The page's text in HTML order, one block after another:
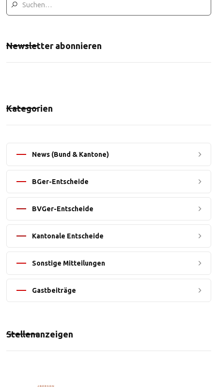
Newsletter abonnieren
Kategorien
News (Bund & Kantone)
BGer-Entscheide
BVGer-Entscheide
Kantonale Entscheide
Sonstige Mitteilungen
Gastbeiträge
Stellenanzeigen